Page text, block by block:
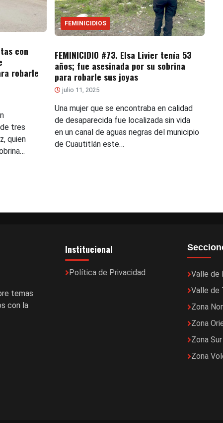
con
robarle
tres
quien
FEMINICIDIOS
FEMINICIDIO #73. Elsa Livier tenía 53
años; fue asesinada por su sobrina
para robarle sus joyas
julio 11, 2025
Una mujer que se encontraba en calidad
de desaparecida fue localizada sin vida
en un canal de aguas negras del municipio
de Cuautitlán este…
temas
con la
Institucional
Política de Privacidad
Valle de
Valle de
Zona
Zona
Zona Sur
Zona